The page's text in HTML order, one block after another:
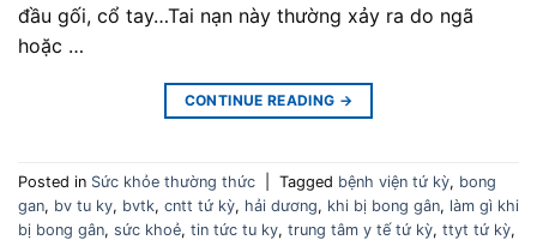
đầu gối, cổ tay…Tai nạn này thường xảy ra do ngã
hoặc …
CONTINUE READING →
Posted in Sức khỏe thường thức Tagged bệnh viện tứ kỳ, bong
gan, bv tu ky, bvtk, cntt tứ kỳ, hải dương, khi bị bong gân, làm gì khi
bị bong gân, sức khoẻ, tin tức tu ky, trung tâm y tế tứ kỳ, ttyt tứ kỳ,